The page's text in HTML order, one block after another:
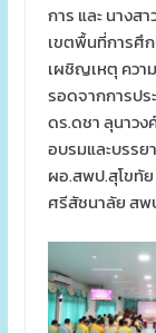
การ และ นางส
เขตพื้นที่การศึ
เผชิญเหตุ ควา
รอดจากการป
ดร.ดชา ลุนาวง
อบรมและบรรย
ผอ.สพป.สุโขทั
ศรีสัชนาลัย สพ